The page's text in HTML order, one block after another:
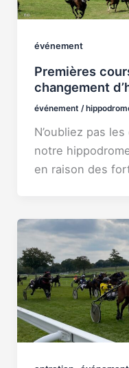
événement
Premières
changement
événement /
N’oubliez pas
notre
en raison des